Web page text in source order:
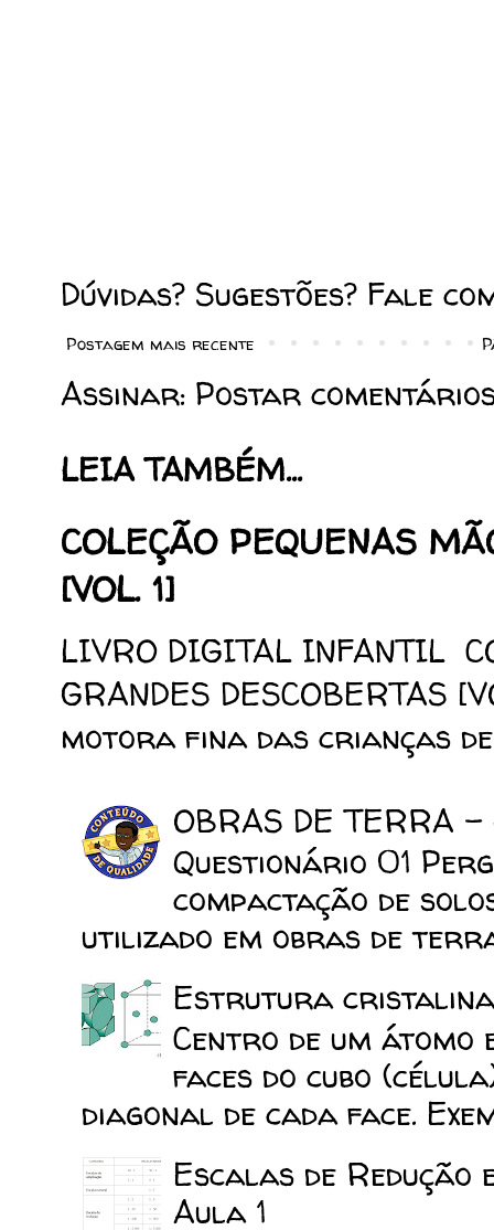
Dúvidas? Sugestões? Fale
Postagem mais recente
Assinar: Postar
LEIA TAMBÉM...
COLEÇÃO PEQUENAS
[VOL. 1]
LIVRO DIGITAL INFANTIL
GRANDES DESCOBERTAS
motora fina das crianças
OBRAS DE TERRA -
Questionário 01
compactação de
utilizado em obras de
Estrutura cristalina
Centro de um átomo
faces do cubo
diagonal de cada face.
Escalas de
Aula 1